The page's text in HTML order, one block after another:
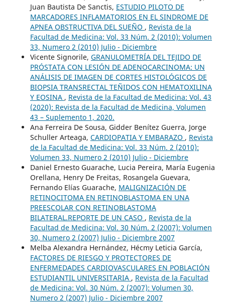
Juan Bautista De Sanctis, ESTUDIO PILOTO DE
MARCADORES INFLAMATORIOS EN EL SINDROME DE
APNEA OBSTRUCTIVA DEL SUEÑO , Revista de la
Facultad de Medicina: Vol. 33 Núm. 2 (2010): Volumen
33, Numero 2 (2010) Julio - Diciembre
Vicente Signorile, GRANULOMETRÍA DEL TEJIDO DE
PRÓSTATA CON LESIÓN DE ADENOCARCINOMA: UN
ANÁLISIS DE IMAGEN DE CORTES HISTOLÓGICOS DE
BIOPSIA TRANSRECTAL TEÑIDOS CON HEMATOXILINA
Y EOSINA , Revista de la Facultad de Medicina: Vol. 43
(2020): Revista de la Facultad de Medicina, Volumen
43 – Suplemento 1, 2020.
Ana Ferreira De Sousa, Gidder Benítez Guerra, Jorge
Schuller Arteaga, CARDIOPATIA Y EMBARAZO , Revista
de la Facultad de Medicina: Vol. 33 Núm. 2 (2010):
Volumen 33, Numero 2 (2010) Julio - Diciembre
Daniel Ernesto Guarache, Lucia Pereira, María Eugenia
Orellana, Henry De Freitas, Rosangela Guevara,
Fernando Elías Guarache, MALIGNIZACIÓN DE
RETINOCITOMA EN RETINOBLASTOMA EN UNA
PREESCOLAR CON RETINOBLASTOMA
BILATERAL.REPORTE DE UN CASO , Revista de la
Facultad de Medicina: Vol. 30 Núm. 2 (2007): Volumen
30, Numero 2 (2007) Julio - Diciembre 2007
Melba Alexandra Hernández, Hécmy Leticia García,
FACTORES DE RIESGO Y PROTECTORES DE
ENFERMEDADES CARDIOVASCULARES EN POBLACIÓN
ESTUDIANTIL UNIVERSITARIA , Revista de la Facultad
de Medicina: Vol. 30 Núm. 2 (2007): Volumen 30,
Numero 2 (2007) Julio - Diciembre 2007